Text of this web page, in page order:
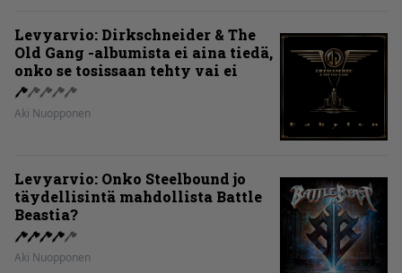
Levyarvio: Dirkschneider & The
Old Gang -albumista ei aina tiedä,
onko se tosissaan tehty vai ei
Aki Nuopponen
Levyarvio: Onko Steelbound jo
täydellisintä mahdollista Battle
Beastia?
Aki Nuopponen